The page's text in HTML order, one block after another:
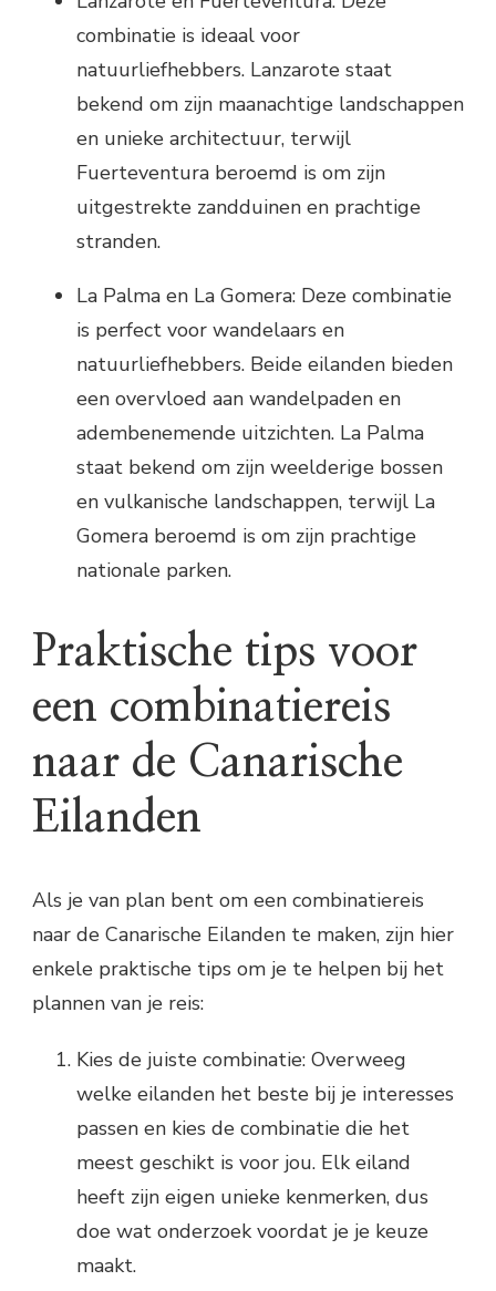
combinatie is ideaal voor
natuurliefhebbers. Lanzarote staat
bekend om zijn maanachtige landschappen
en unieke architectuur, terwijl
Fuerteventura beroemd is om zijn
uitgestrekte zandduinen en prachtige
stranden.
La Palma en La Gomera: Deze combinatie
is perfect voor wandelaars en
natuurliefhebbers. Beide eilanden bieden
een overvloed aan wandelpaden en
adembenemende uitzichten. La Palma
staat bekend om zijn weelderige bossen
en vulkanische landschappen, terwijl La
Gomera beroemd is om zijn prachtige
nationale parken.
Praktische tips voor
een combinatiereis
naar de Canarische
Eilanden
Als je van plan bent om een combinatiereis
naar de Canarische Eilanden te maken, zijn hier
enkele praktische tips om je te helpen bij het
plannen van je reis:
Kies de juiste combinatie: Overweeg
welke eilanden het beste bij je interesses
passen en kies de combinatie die het
meest geschikt is voor jou. Elk eiland
heeft zijn eigen unieke kenmerken, dus
doe wat onderzoek voordat je je keuze
maakt.